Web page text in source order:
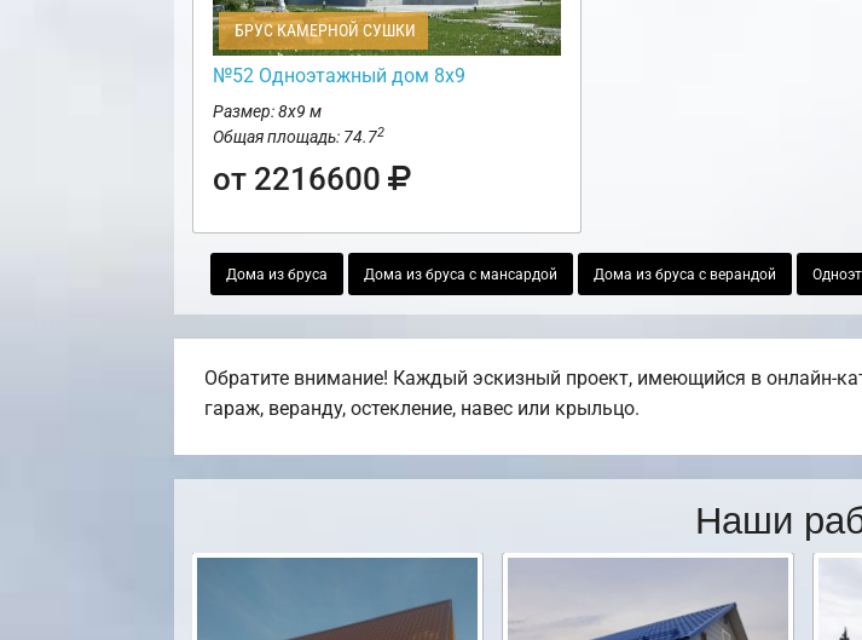
БРУС КАМЕРНОЙ СУШКИ
№52 Одноэтажный дом 8х9
Размер: 8х9 м
Общая площадь: 74.72
от 2216600
Дома из бруса Дома из бруса с мансардой Дома из бруса с верандой
Обратите внимание! Каждый эскизный проект, имеющийся в онлайн-
гараж, веранду, остекление, навес или крыльцо.
Наши